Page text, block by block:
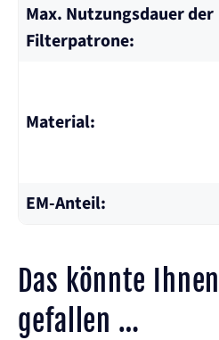
Max. Nutzungsdauer der
Filterpatrone:
Material:
EM-Anteil:
Das könnte
gefallen …